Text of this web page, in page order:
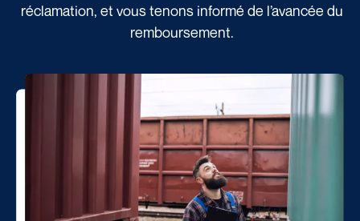
réclamation, et vous tenons informé de l’avancée du
remboursement.